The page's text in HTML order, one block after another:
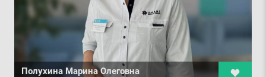
Полухина Марина Олеговна